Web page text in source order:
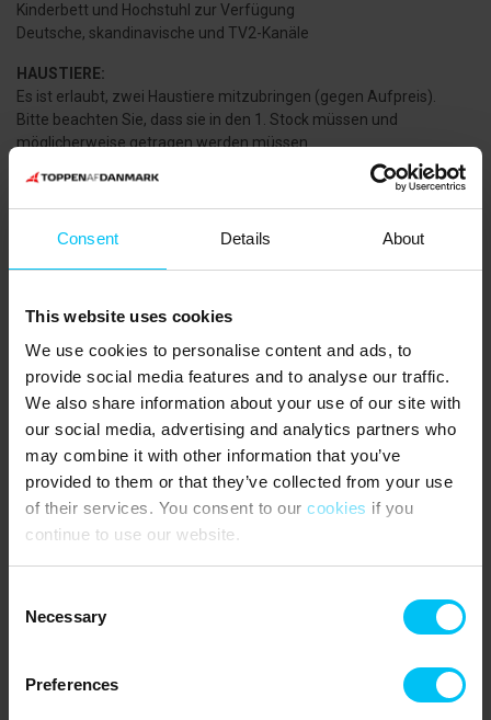
Consent Details About
This website uses cookies
We use cookies to personalise content and ads, to
provide social media features and to analyse our traffic.
We also share information about your use of our site with
our social media, advertising and analytics partners who
may combine it with other information that you’ve
provided to them or that they’ve collected from your use
of their services. You consent to our cookies if you
continue to use our website.
Selection
Necessary
Preferences
Kinderbett und Hochstuhl zur Verfügung
Deutsche, skandinavische und TV2-Kanäle
HAUSTIERE:
Es ist erlaubt, zwei Haustiere mitzubringen (gegen Aufpreis).
Bitte beachten Sie, dass sie in den 1. Stock müssen und
möglicherweise getragen werden müssen.
REINIGUNG:
Reinigung kann dazu gebucht werden.
NÄCHSTE EINKAUFSMÖGLICHKEITEN:
SuperBrugsen: 550 m
Sæby Busterminal (mit direkter Verbindung nach Frederikshavn
und Aalborg): 550 m
DIE UMGEBUNG:
Das Haus liegt zentral in der charmanten Küstenstadt Sæby, die
mit tollen Einkaufsmöglichkeiten und Sehenswürdigkeiten zum
Entdecken einlädt. Besonders im Sommer herrscht im Hafen mit
seinen vielen Segelbooten, Eisdielen, Fischläden, Cafés und
alte Klosterkirche befindet sich in der historischen Altstadt, ebenso
wie das Miniaturdorf Sæby Miniby mit Häusern aus dem Jahr
Sæby und viele Kunsthandwerker rund um die Algade.